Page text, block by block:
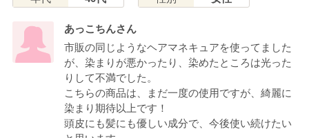
あっこちんさん
市販の同じようなヘアマネキュアを使ってました
が、染まりが悪かったり、染めたところは光った
りして不満でした。
こちらの商品は、まだ一度の使用ですが、綺麗に
染まり期待以上です！
頭皮にも髪にも優しい成分で、今後使い続けたい